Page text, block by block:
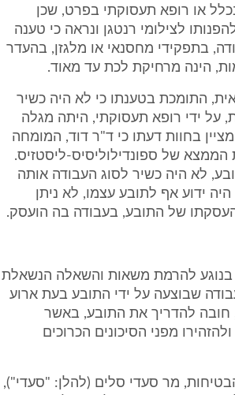
או רופא תעסוקתי בפרט, שכן
לצילומי רנטגן ונראה כי טענה
בתפקידי מחסנאי או מלגזן, בהעדר
הינה מרחיקת לכת עד מאוד.
התומכת בטענתו כי לא היה כשיר
על ידי רופא תעסוקתי, היתה מגלה
בחוות דעתו כי ד"ר דוד, המומחה
של ספונדילוליסיס-ליסטזיס.
לא היה כשיר לסוג העבודה אותה
ידוע אף לתובע עצמו, לא ניתן
של התובע, בעבודה בה הועסק.
בנוגע להרמת משאות והשאלה הנשאלת
שבוצעה על ידי התובע בעת ארוע
חובה להדריך את התובע, באשר
מפני הסיכונים הכרוכים
מר סעדי סלים (להלן: "סעדי"),